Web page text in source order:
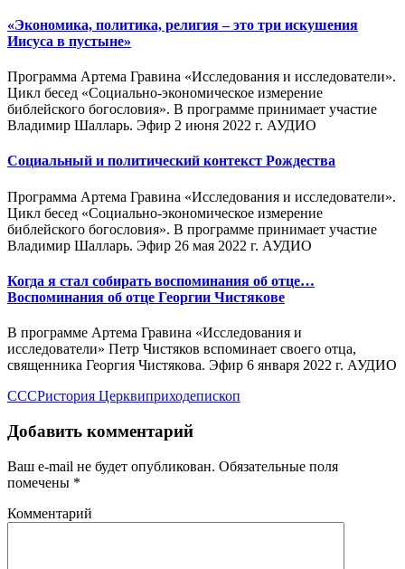
«Экономика, политика, религия – это три искушения
Иисуса в пустыне»
Программа Артема Гравина «Исследования и исследователи».
Цикл бесед «Социально-экономическое измерение
библейского богословия». В программе принимает участие
Владимир Шалларь. Эфир 2 июня 2022 г. АУДИО
Социальный и политический контекст Рождества
Программа Артема Гравина «Исследования и исследователи».
Цикл бесед «Социально-экономическое измерение
библейского богословия». В программе принимает участие
Владимир Шалларь. Эфир 26 мая 2022 г. АУДИО
Когда я стал собирать воспоминания об отце…
Воспоминания об отце Георгии Чистякове
В программе Артема Гравина «Исследования и
исследователи» Петр Чистяков вспоминает своего отца,
священника Георгия Чистякова. Эфир 6 января 2022 г. АУДИО
СССРистория Церквиприходепископ
Добавить комментарий
Ваш e-mail не будет опубликован. Обязательные поля
помечены *
Комментарий